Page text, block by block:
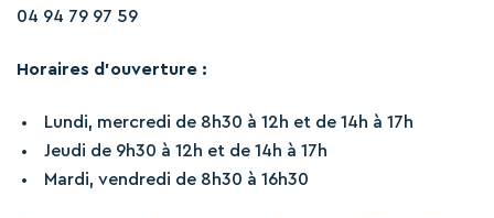
04 94 79 97 59
Horaires d’ouverture :
Lundi, mercredi de 8h30 à 12h et de 14h à 17h
Jeudi de 9h30 à 12h et de 14h à 17h
Mardi, vendredi de 8h30 à 16h30